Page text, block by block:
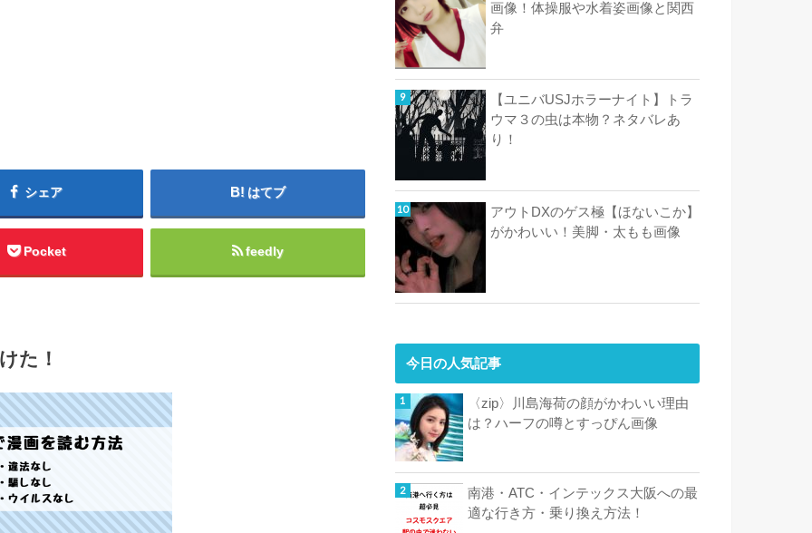
シェア はてブ
Pocket feedly
た！
画像！体操服や水着姿画像と関西
弁
【ユニバUSJホラーナイト】トラ
ウマ３の虫は本物？ネタバレあ
り！
アウトDXのゲス極【ほないこか】
がかわいい！美脚・太もも画像
今日の人気記事
〈zip〉川島海荷の顔がかわいい理由
は？ハーフの噂とすっぴん画像
南港・ATC・インテックス大阪への最
適な行き方・乗り換え方法！